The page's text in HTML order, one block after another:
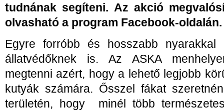
tudnának segíteni. Az akció
olvasható a program Facebook-oldalán.
Egyre forróbb és hosszabb nyarakkal
állatvédőknek is. Az ASKA
megtenni azért, hogy a lehető legjobb
kutyák számára. Ősszel fákat
területén, hogy minél több